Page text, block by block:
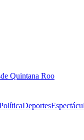
Quintana Roo
Deportes